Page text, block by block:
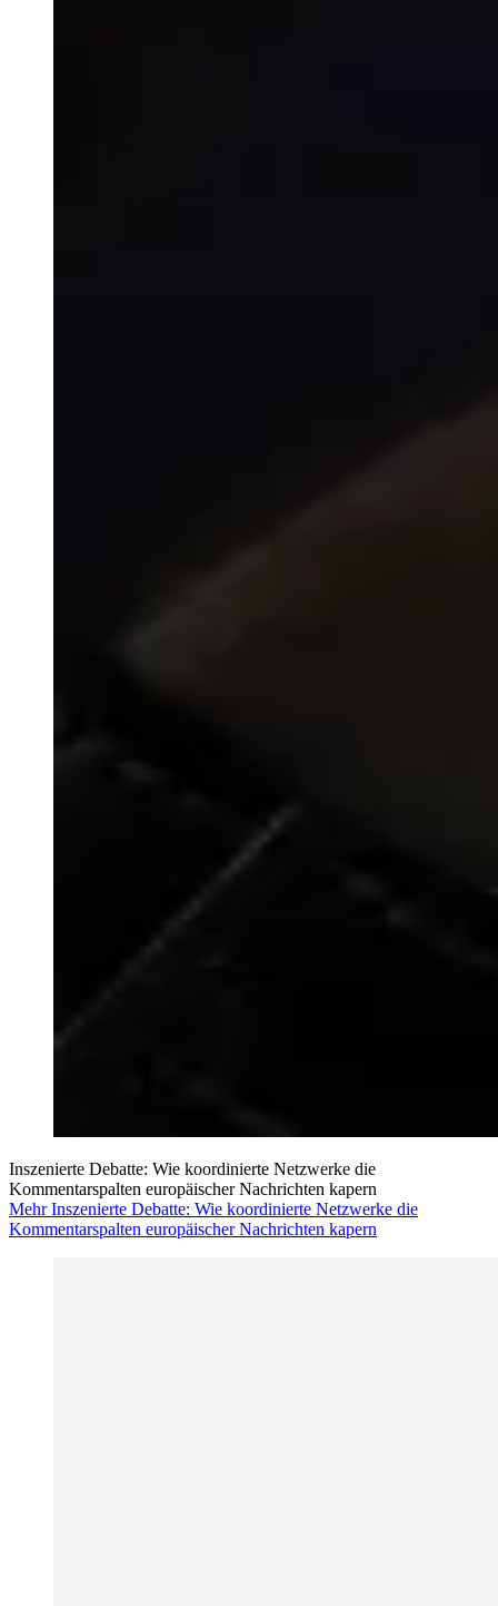
Inszenierte Debatte: Wie koordinierte Netzwerke die
Kommentarspalten europäischer Nachrichten kapern
Mehr Inszenierte Debatte: Wie koordinierte Netzwerke die
Kommentarspalten europäischer Nachrichten kapern